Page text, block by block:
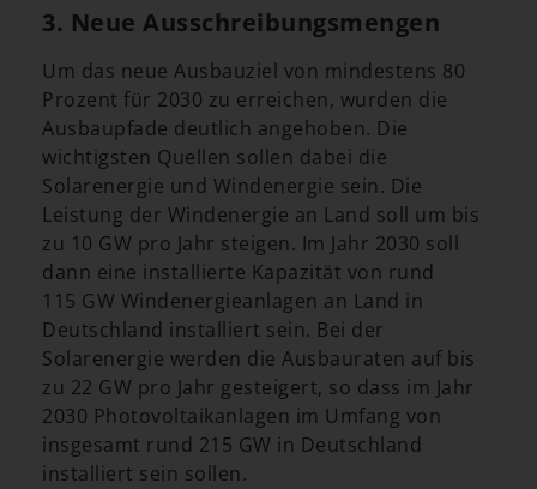
3. Neue Ausschreibungsmengen
Um das neue Ausbauziel von mindestens 80
Prozent für 2030 zu erreichen, wurden die
Ausbaupfade deutlich angehoben. Die
wichtigsten Quellen sollen dabei die
Solarenergie und Windenergie sein. Die
Leistung der Windenergie an Land soll um bis
zu 10 GW pro Jahr steigen. Im Jahr 2030 soll
dann eine installierte Kapazität von rund
115 GW Windenergieanlagen an Land in
Deutschland installiert sein. Bei der
Solarenergie werden die Ausbauraten auf bis
zu 22 GW pro Jahr gesteigert, so dass im Jahr
2030 Photovoltaikanlagen im Umfang von
insgesamt rund 215 GW in Deutschland
installiert sein sollen.